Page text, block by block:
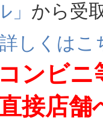
」 から受
詳しくはこ
ンビニ
接店舗